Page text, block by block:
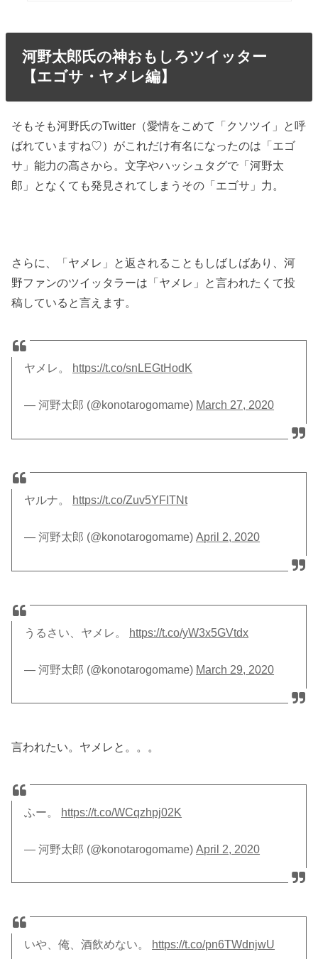
河野太郎氏の神おもしろツイッター
【エゴサ・ヤメレ編】
そもそも河野氏のTwitter（愛情をこめて「クソツイ」と呼
ばれていますね♡）がこれだけ有名になったのは「エゴ
サ」能力の高さから。文字やハッシュタグで「河野太
郎」となくても発見されてしまうその「エゴサ」力。
さらに、「ヤメレ」と返されることもしばしばあり、河
野ファンのツイッタラーは「ヤメレ」と言われたくて投
稿していると言えます。
ヤメレ。 https://t.co/snLEGtHodK
— 河野太郎 (@konotarogomame) March 27, 2020
ヤルナ。 https://t.co/Zuv5YFITNt
— 河野太郎 (@konotarogomame)April 2, 2020
うるさい、ヤメレ。 https://t.co/yW3x5GVtdx
— 河野太郎 (@konotarogomame) March 29, 2020
言われたい。ヤメレと。。。
ふー。 https://t.co/WCqzhpj02K
— 河野太郎 (@konotarogomame)April 2, 2020
いや、俺、酒飲めない。 https://t.co/pn6TWdnjwU